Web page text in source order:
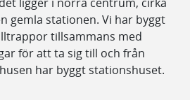
gemla stationen. Vi har byggt
tillsammans med
för att ta sig till och från
har byggt stationshuset.